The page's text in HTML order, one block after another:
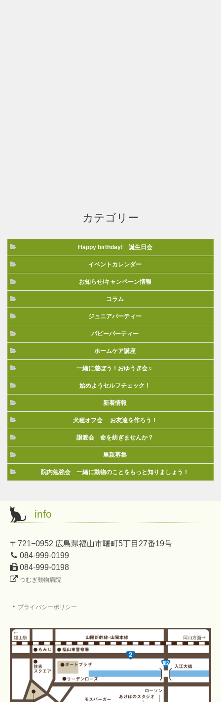
カテゴリー
Happy birthday! 誕生日会
イベントカレンダー
お知らせ/キャンペーン情報
コラム
ジュニアパーティー
パピーパーティー
ホームケア講座
一緒に遊ぼう！おゆうぎ会♬
始めようセルフチェック！
新着情報
犬種オフ会 お友達を作ろう！
譲渡会 命を紡ぎませんか？
里親募集
院内勉強会 一緒に動物のことをもっと知りましょう！
info
〒721−0952 広島県福山市曙町5丁目27番19号
084-999-0199
084-999-0198
つむぎ動物病院
・ プライバシーポリシー